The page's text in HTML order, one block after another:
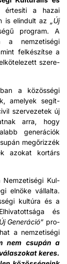
értesíti a haz­ai
is elin­dult az „Új
pro­gram. A
a nemzetisé­gi
felkészítse a
szere­
a közössé­gi
ame­lyek segít­
szervezetek új
arra, hogy
gen­erá­ciók
megőriz­zék
azokat kortárs
Nemzetisé­gi Kul­
elnöke vál­lal­ta.
kultúra és a
és
Gen­erá­ció” pro­
a nemzetisé­gi
nem csupán a
keres.